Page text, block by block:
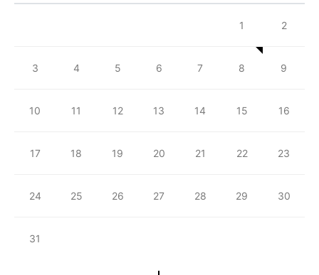
1 2
3 4 5 6 7 8 9
10 11 12 13 14 15 16
17 18 19 20 21 22 23
24 25 26 27 28 29 30
31